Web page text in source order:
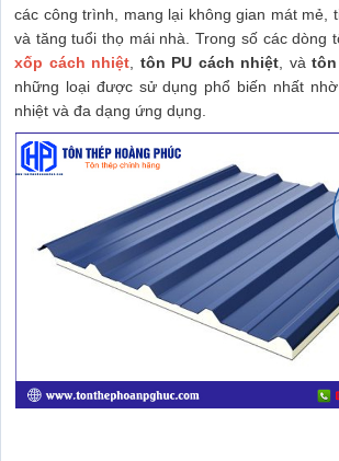
các công trình, mang lại không gian mát mẻ,
và tăng tuổi thọ mái nhà. Trong số các dòng
xốp cách nhiệt
tôn PU cách nhiệt , và tôn
những loại được sử dụng phổ biến nhất
nhiệt và đa dạng ứng dụng.